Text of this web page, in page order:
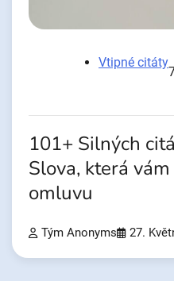
Vtipné citáty
101+ Silných
Slova, která
omluvu
Tým Anonyms 27.